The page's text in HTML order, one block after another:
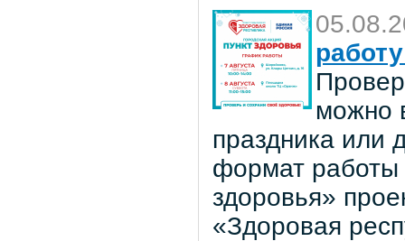
можно
праздника или
формат работы
здоровья»
«Здоровая